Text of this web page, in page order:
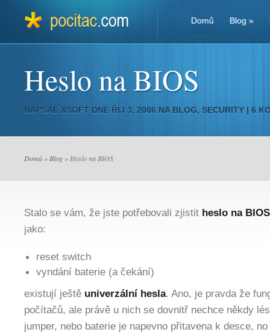
Domů Blog»
Heslo na BIOS
NAPSAL XSOFT DNE ŘÍJ 3, 2006 NA BLOG, SECURITY | 6
Domů » Blog » Heslo na BIOS
Stalo se vám, že jste potřebovali zjistit heslo na BIOS
jako:
reset switch
vyndání baterie (a čekání)
existují ještě univerzální hesla. Ano, je pravda že
počítačů, ale právě u nich se dovnitř nechce někdy
jumper, nebo baterie je napevno přitavena k desce,